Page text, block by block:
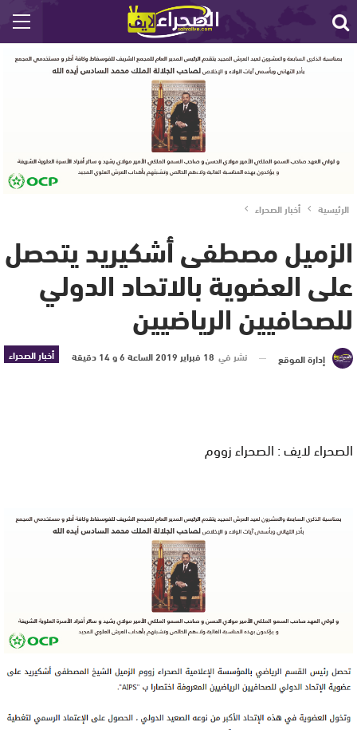
الرئيسية أخبار الصحراء
الزميل مصطفى أشكيريد يتحصل
على العضوية بالاتحاد الدولي
للصحافيين الرياضيين
أخبار الصحراء إدارة الموقع نشر في 18 فبراير 2019 الساعة 6 و 14 دقيقة
الصحراء لايف : الصحراء زووم